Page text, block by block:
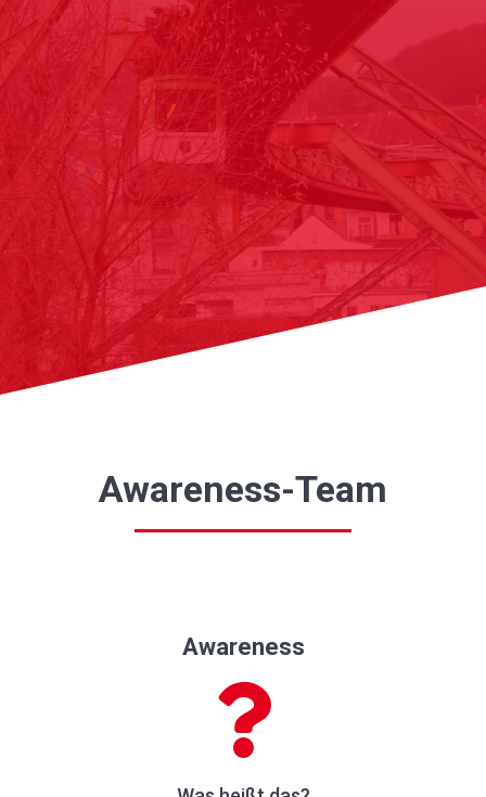
Awareness-Team
Awareness